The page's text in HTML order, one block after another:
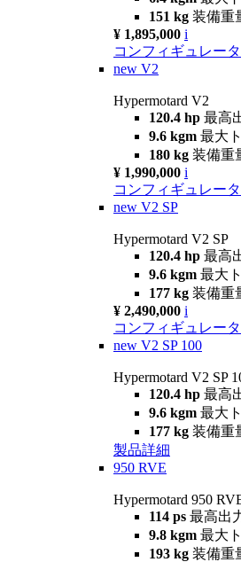
151 kg 装備重
¥ 1,895,000 i
コンフィギュレー
new V2
Hypermotard V2
120.4 hp 最高
9.6 kgm 最大
180 kg 装備重
¥ 1,990,000 i
コンフィギュレー
new V2 SP
Hypermotard V2 SP
120.4 hp 最高
9.6 kgm 最大
177 kg 装備重
¥ 2,490,000 i
コンフィギュレー
new V2 SP 100
Hypermotard V2 SP
120.4 hp 最高
9.6 kgm 最大
177 kg 装備重
製品詳細
950 RVE
Hypermotard 950
114 ps 最高出
9.8 kgm 最大
193 kg 装備重